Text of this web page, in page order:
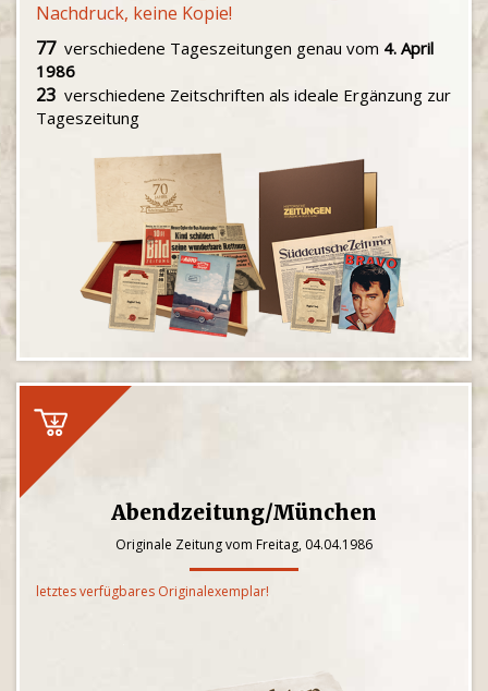
Nachdruck, keine Kopie!
77verschiedene Tageszeitungen genau vom 4. April
1986
23 verschiedene Zeitschriften als ideale Ergänzung zur
Tageszeitung
Abendzeitung/München
Originale Zeitung vom Freitag, 04.04.1986
letztes verfügbares Originalexemplar!